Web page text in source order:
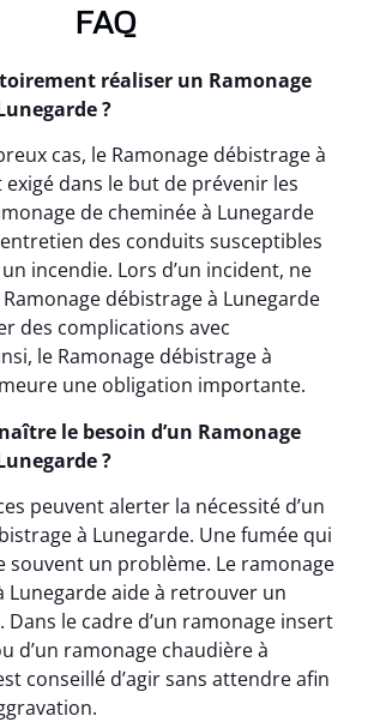
FAQ
réaliser un Ramonage
?
cas, le Ramonage débistrage à
exigé dans le but de prévenir les
de cheminée à Lunegarde
des conduits susceptibles
incendie. Lors d’un incident, ne
débistrage à Lunegarde
des complications avec
le Ramonage débistrage à
une obligation importante.
le besoin d’un Ramonage
?
peuvent alerter la nécessité d’un
à Lunegarde. Une fumée qui
souvent un problème. Le ramonage
Lunegarde aide à retrouver un
Dans le cadre d’un ramonage insert
d’un ramonage chaudière à
conseillé d’agir sans attendre afin